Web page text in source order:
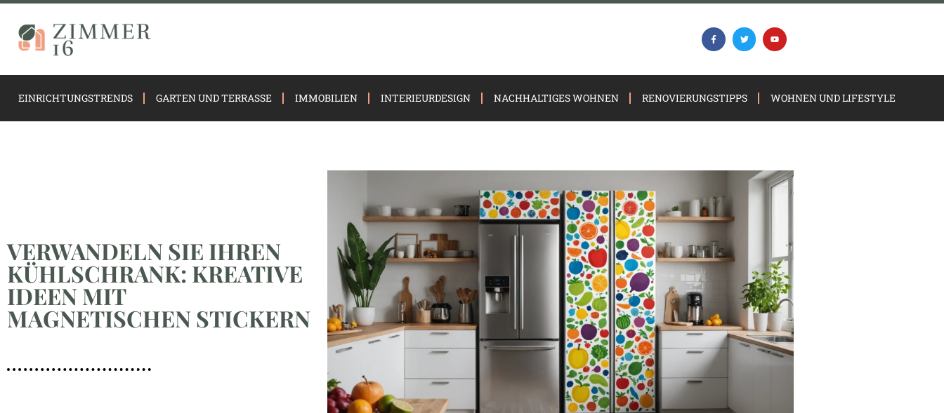
EINRICHTUNGSTRENDS GARTEN UND TERRASSE IMMOBILIEN INTERIEURDESIGN NACHHALTIGES WOHNEN RENOVIERUNGSTIPPS WOHNEN UND LIFESTYLE
VERWANDELN SIE IHREN
KÜHLSCHRANK: KREATIVE
IDEEN MIT
MAGNETISCHEN STICKERN